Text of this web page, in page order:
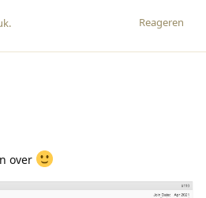
Reageren
.
over